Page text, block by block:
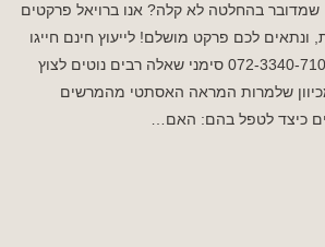
שמדובר בהחלטה לא קלה? אנו ברויאל פרקטים
לכם פרקט מושלם! לייעוץ חינם חייגו
עכשיו לרויאל פרקטים: 072-3340-710 סימני שאלה רבים נוטים לצוץ
שלמרות המראה האסתטי מהמרשים
כיצד לטפל בהם: האם…